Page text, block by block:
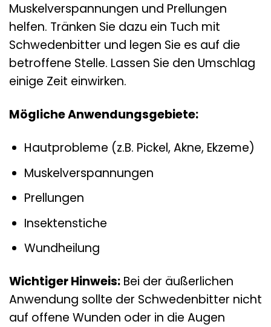
Muskelverspannungen und Prellungen
helfen. Tränken Sie dazu ein Tuch mit
Schwedenbitter und legen Sie es auf die
betroffene Stelle. Lassen Sie den Umschlag
einige Zeit einwirken.
Mögliche Anwendungsgebiete:
Hautprobleme (z.B. Pickel, Akne, Ekzeme)
Muskelverspannungen
Prellungen
Insektenstiche
Wundheilung
Wichtiger Hinweis: Bei der äußerlichen
Anwendung sollte der Schwedenbitter nicht
auf offene Wunden oder in die Augen